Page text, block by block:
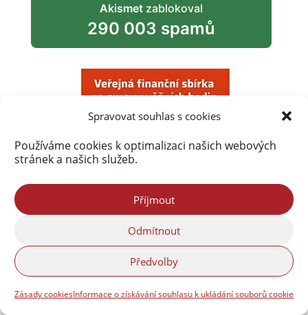
Spravovat souhlas s cookies
Používáme cookies k optimalizaci našich webových
stránek a našich služeb.
Příjmout
Odmítnout
Předvolby
Zásady cookiesInformace o získávání souhlasu k ukládání souborů cookie
Akismetzablokoval
290 003 spamů